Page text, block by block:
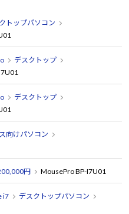
トップパソコン
デスクトップ
デスクトップ
向けパソコン
円 MousePro BP-I7U01
i7
デスクトップパソコン